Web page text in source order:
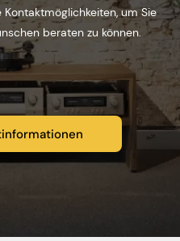
um Sie
beraten zu können.